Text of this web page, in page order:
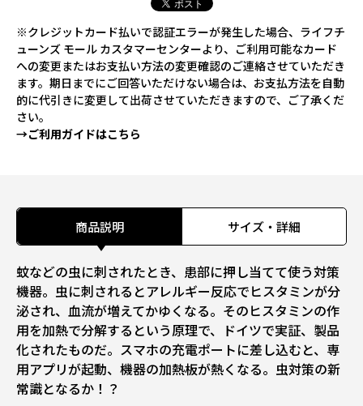
※クレジットカード払いで認証エラーが発生した場合、ライフチ
ューンズ モール カスタマーセンターより、ご利用可能なカード
への変更またはお支払い方法の変更確認のご連絡させていただき
ます。期日までにご回答いただけない場合は、お支払方法を自動
的に代引きに変更して出荷させていただきますので、ご了承くだ
さい。
→ご利用ガイドはこちら
商品説明 サイズ・詳細
蚊などの虫に刺されたとき、患部に押し当てて使う対策
機器。虫に刺されるとアレルギー反応でヒスタミンが分
泌され、血流が増えてかゆくなる。そのヒスタミンの作
用を加熱で分解するという原理で、ドイツで実証、製品
化されたものだ。スマホの充電ポートに差し込むと、専
用アプリが起動、機器の加熱板が熱くなる。虫対策の新
常識となるか！？